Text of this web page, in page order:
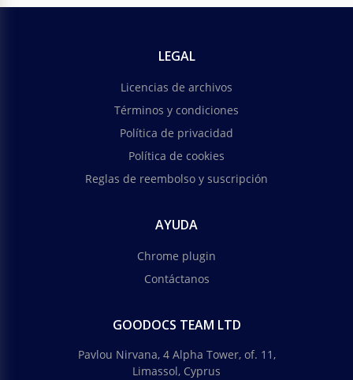
LEGAL
Licencias de archivos
Términos y condiciones
Política de privacidad
Política de cookies
Reglas de reembolso y suscripción
AYUDA
Chrome plugin
Contáctanos
GOODOCS TEAM LTD
Pavlou Nirvana, 4 Alpha Tower, of. 11,
Limassol, Cyprus